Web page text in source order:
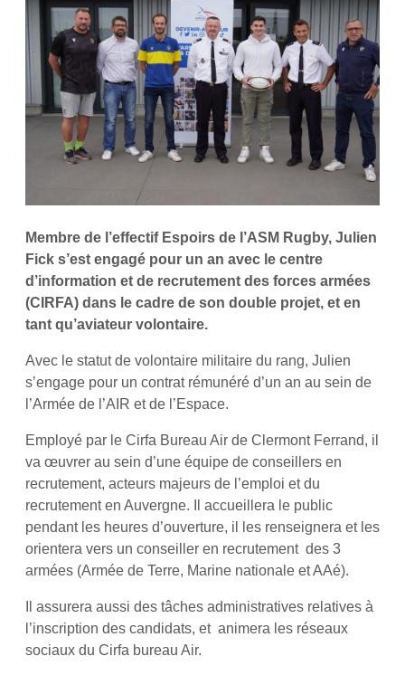
Membre de l’effectif Espoirs de l’ASM Rugby, Julien
Fick s’est engagé pour un an avec le centre
d’information et de recrutement des forces armées
(CIRFA) dans le cadre de son double projet, et en
tant qu’aviateur volontaire.
Avec le statut de volontaire militaire du rang, Julien
s’engage pour un contrat rémunéré d’un an au sein de
l’Armée de l’AIR et de l’Espace.
Employé par le Cirfa Bureau Air de Clermont Ferrand, il
va œuvrer au sein d’une équipe de conseillers en
recrutement, acteurs majeurs de l’emploi et du
recrutement en Auvergne. Il accueillera le public
pendant les heures d’ouverture, il les renseignera et les
orientera vers un conseiller en recrutement des 3
armées (Armée de Terre, Marine nationale et AAé).
Il assurera aussi des tâches administratives relatives à
l’inscription des candidats, et animera les réseaux
sociaux du Cirfa bureau Air.